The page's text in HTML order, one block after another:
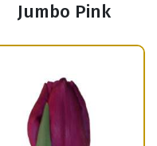
Jumbo Pink